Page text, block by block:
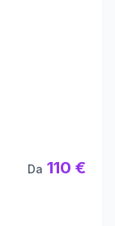
Da 110 €